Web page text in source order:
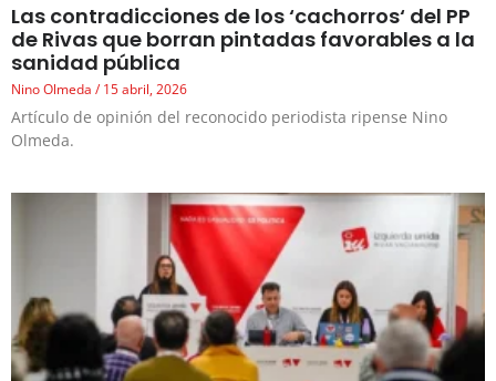
Las contradicciones de los ‘cachorros‘ del PP
de Rivas que borran pintadas favorables a la
sanidad pública
Nino Olmeda 15 abril, 2026
Artículo de opinión del reconocido periodista ripense Nino
Olmeda.